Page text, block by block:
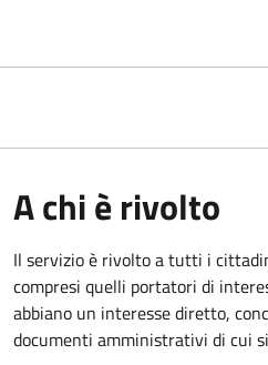
A chi è rivolto
Il servizio è rivolto a tutti i
compresi quelli portatori di
abbiano un interesse diretto,
documenti amministrativi di cui si